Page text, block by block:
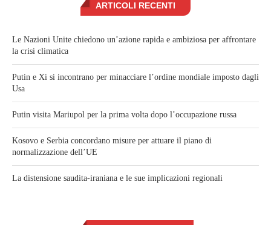
ARTICOLI RECENTI
Le Nazioni Unite chiedono un’azione rapida e ambiziosa per affrontare
la crisi climatica
Putin e Xi si incontrano per minacciare l’ordine mondiale imposto dagli
Usa
Putin visita Mariupol per la prima volta dopo l’occupazione russa
Kosovo e Serbia concordano misure per attuare il piano di
normalizzazione dell’UE
La distensione saudita-iraniana e le sue implicazioni regionali